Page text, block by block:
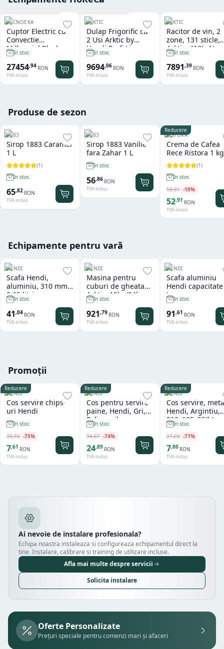
TECNOEKA
Cuptor Electric cu
Convectie
Millennial Black
Mask Gastro 11 tavi
x GN 1/1 Tecnoeka
In stoc
27454,94 RON
TVA inclus
ARKTIC
Dulap Frigorific cu
2 Usi Arktic by
Hendi Profi Line
Seria 800 - 1.240 L
In stoc
9694,06 RON
TVA inclus
ARKTIC
Racitor de vin, 2
zone, 131 sticle,
Arktic, 418L,
In stoc
7891,39 RON
TVA inclus
Produse de sezon
1883
Sirop 1883 Caramel
1 L
(1)
In stoc
65,82 RON
TVA inclus
1883
Sirop 1883 Vanilie
fara Zahar 1 L
In stoc
56,86 RON
TVA inclus
Reducere
RISTORA
Crema de Cafea
Rece Ristora 1 kg
(1)
In stoc
58,81 -10%
52,91 RON
TVA inclus
Echipamente pentru vară
HENDI
Scafa Hendi,
aluminiu, 310 mm,
0.65 litri
In stoc
41,04 RON
TVA inclus
HENDI
Masina pentru
cuburi de gheata
Arktic, 12kg/24h
In stoc
921,79 RON
TVA inclus
HENDI
Scafa aluminiu
Hendi
L In stoc
91,61 RON
TVA inclus
Promoții
Reducere
HENDI
Cos servire chips-
uri Hendi
In stoc
30,56 -75%
7,61 RON
TVA inclus
Reducere
HENDI
Cos pentru servire
paine, Hendi, Gri,
Polipropilena,
design impletit tip
ratan, ø370x(h)120
mm
In stoc
94,07 -74%
24,89 RON
TVA inclus
Reducere
HENDI
Cos servire,
Hendi, Argintiu,
In stoc
27,03 -71%
7,80 RON
TVA inclus
Ai nevoie de instalare profesionala?
Echipa noastra instaleaza si configureaza echipamentul direct la
tine. Instalare, calibrare si training de utilizare incluse.
Afla mai multe despre servicii
Solicita instalare
Oferte Personalizate
Prețuri speciale pentru comenzi mari și afaceri